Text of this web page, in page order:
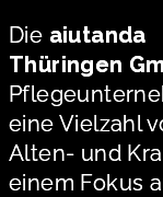
Die aiutanda
Thüringen
eine Vielzahl
Alten- und
einem Fokus